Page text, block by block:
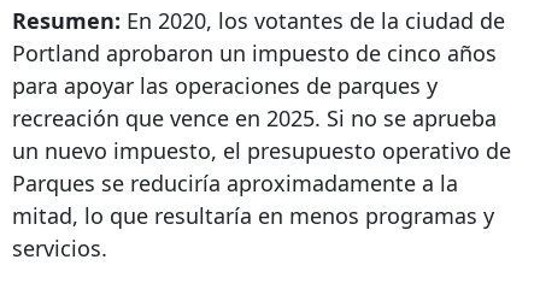
Resumen: En 2020, los votantes de la ciudad de
Portland aprobaron un impuesto de cinco años
para apoyar las operaciones de parques y
recreación que vence en 2025. Si no se aprueba
un nuevo impuesto, el presupuesto operativo de
Parques se reduciría aproximadamente a la
mitad, lo que resultaría en menos programas y
servicios.